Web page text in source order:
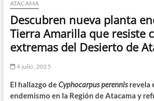
ATACAMA
Descubren nueva planta
Tierra Amarilla que resiste
extremas del Desierto de
4 julio, 2025
El hallazgo deCyphocarpus perennisrevela
endemismo en la Región de Atacama y